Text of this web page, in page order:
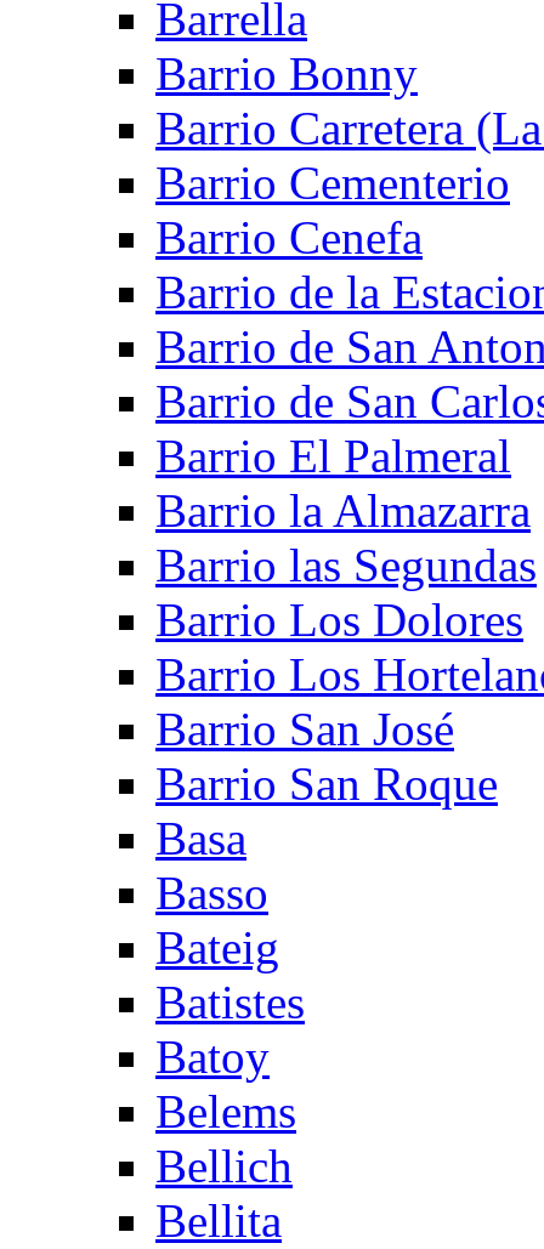
Barrella
Barrio Bonny
Barrio Carretera
Barrio Cementerio
Barrio Cenefa
Barrio de la
Barrio de San
Barrio de San
Barrio El Palmeral
Barrio la Almazarra
Barrio las Segundas
Barrio Los Dolores
Barrio Los
Barrio San José
Barrio San Roque
Basa
Basso
Bateig
Batistes
Batoy
Belems
Bellich
Bellita